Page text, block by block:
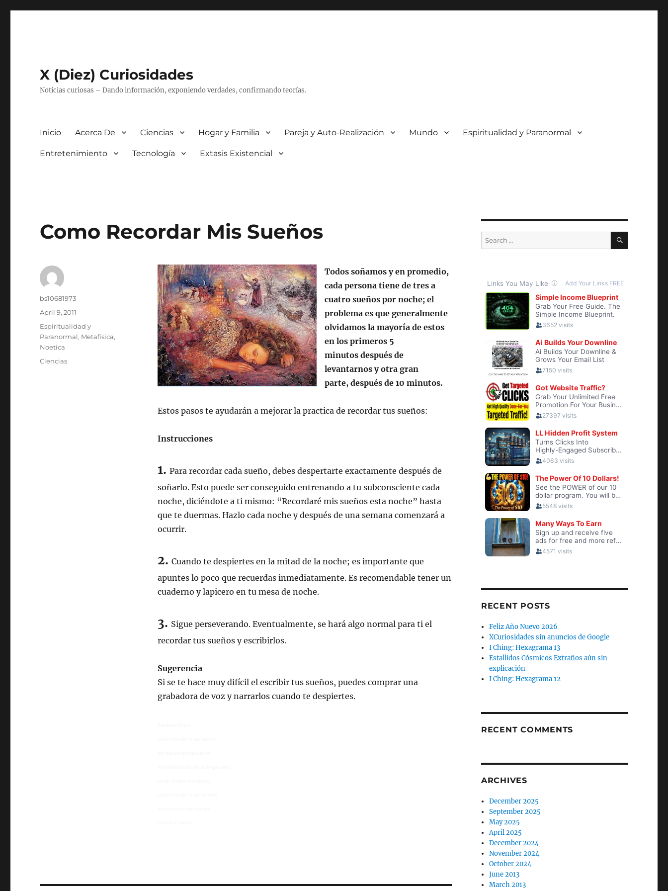
X (Diez) Curiosidades
Noticias curiosas – Dando información, exponiendo verdades, confirmando teorías.
Inicio Acerca De Ciencias Hogar y Familia Pareja y Auto-Realización Mundo Espiritualidad y Paranormal
Entretenimiento Tecnología Extasis Existencial
Como Recordar Mis Sueños
Todos soñamos y en promedio,
cada persona tiene de tres a
cuatro sueños por noche; el
problema es que generalmente
olvidamos la mayoría de estos
en los primeros 5
minutos después de
levantarnos y otra gran
parte, después de 10 minutos.
Estos pasos te ayudarán a mejorar la practica de recordar tus sueños:
Instrucciones
1. Para recordar cada sueño, debes despertarte exactamente después de
soñarlo. Esto puede ser conseguido entrenando a tu subconsciente cada
noche, diciéndote a ti mismo: “Recordaré mis sueños esta noche” hasta
que te duermas. Hazlo cada noche y después de una semana comenzará a
ocurrir.
2. Cuando te despiertes en la mitad de la noche; es importante que
apuntes lo poco que recuerdas inmediatamente. Es recomendable tener un
cuaderno y lapicero en tu mesa de noche.
3. Sigue perseverando. Eventualmente, se hará algo normal para ti el
recordar tus sueños y escribirlos.
Sugerencia
Si se te hace muy difícil el escribir tus sueños, puedes comprar una
grabadora de voz y narrarlos cuando te despiertes.
Author
bs10681973
Posted
April 9, 2011
Categories
Espiritualidad y
Paranormal, Metafísica,
Noetica
Tags
Ciencias
Search
for:
SEARCH
RECENT POSTS
Feliz Año Nuevo 2026
XCuriosidades sin anuncios de Google
I Ching: Hexagrama 13
Estallidos Cósmicos Extraños aún sin
explicación
I Ching: Hexagrama 12
RECENT COMMENTS
ARCHIVES
December 2025
September 2025
May 2025
April 2025
December 2024
November 2024
October 2024
June 2013
March 2013